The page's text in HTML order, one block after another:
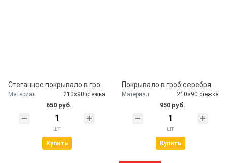
Материал 210х90 стежка
650 руб.
шт
Купить
Материал 210х90 стежка
950 руб.
шт
Купить